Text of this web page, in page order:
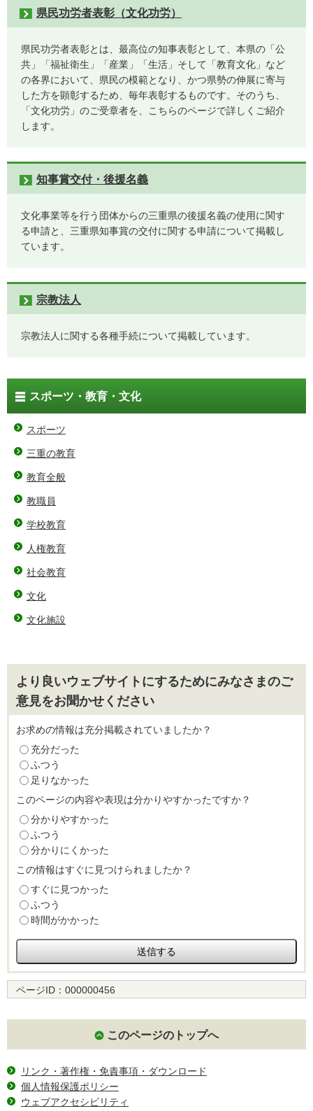
県民功労者表彰（文化功労）
県民功労者表彰とは、最高位の知事表彰として、本県の「公
共」「福祉衛生」「産業」「生活」そして「教育文化」など
の各界において、県民の模範となり、かつ県勢の伸展に寄与
した方を顕彰するため、毎年表彰するものです。そのうち、
「文化功労」のご受章者を、こちらのページで詳しくご紹介
します。
知事賞交付・後援名義
文化事業等を行う団体からの三重県の後援名義の使用に関す
る申請と、三重県知事賞の交付に関する申請について掲載し
ています。
宗教法人
宗教法人に関する各種手続について掲載しています。
スポーツ・教育・文化
スポーツ
三重の教育
教育全般
教職員
学校教育
人権教育
社会教育
文化
文化施設
より良いウェブサイトにするためにみなさまのご
意見をお聞かせください
お求めの情報は充分掲載されていましたか？
充分だった
ふつう
足りなかった
このページの内容や表現は分かりやすかったですか？
分かりやすかった
ふつう
分かりにくかった
この情報はすぐに見つけられましたか？
すぐに見つかった
ふつう
時間がかかった
ページID： 000000456
このページのトップへ
リンク・著作権・免責事項・ダウンロード
個人情報保護ポリシー
ウェブアクセシビリティ